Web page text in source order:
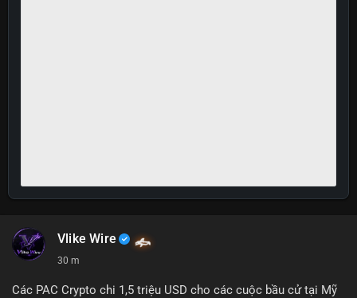
Vlike Wire
30 m
Các PAC Crypto chi 1,5 triệu USD cho các cuộc bầu cử tại Mỹ